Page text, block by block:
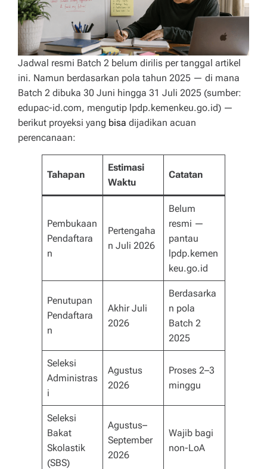
Jadwal resmi Batch 2 belum dirilis per tanggal artikel
ini. Namun berdasarkan pola tahun 2025 — di mana
Batch 2 dibuka 30 Juni hingga 31 Juli 2025 (sumber:
edupac-id.com, mengutip lpdp.kemenkeu.go.id) —
berikut proyeksi yang bisa dijadikan acuan
perencanaan:
Tahapan
Estimasi
Waktu
Catatan
Pembukaan
Pendaftara
n
Pertengaha
n Juli 2026
Belum
resmi —
pantau
lpdp.kemen
keu.go.id
Penutupan
Pendaftara
n
Akhir Juli
2026
Berdasarka
n pola
Batch 2
2025
Seleksi
Administras
i
Agustus
2026
Proses 2–3
minggu
Seleksi
Bakat
Skolastik
(SBS)
Agustus–
September
2026
Wajib bagi
non-LoA